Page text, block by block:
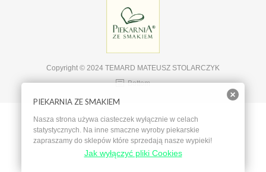
Copyright © 2024 TEMARD MATEUSZ STOLARCZYK
Bottom
PIEKARNIA ZE SMAKIEM
Nasza strona używa ciasteczek wyłącznie w celach
statystycznych. Na inne smaczne wyroby piekarskie
zapraszamy do sklepów które sprzedają nasze wypieki!
Jak wyłączyć pliki Cookies